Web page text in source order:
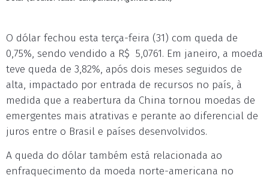
O dólar fechou esta terça-feira (31) com queda de
0,75%, sendo vendido a R$ 5,0761. Em janeiro, a moeda
teve queda de 3,82%, após dois meses seguidos de
alta, impactado por entrada de recursos no país, à
medida que a reabertura da China tornou moedas de
emergentes mais atrativas e perante ao diferencial de
juros entre o Brasil e países desenvolvidos.
A queda do dólar também está relacionada ao
enfraquecimento da moeda norte-americana no